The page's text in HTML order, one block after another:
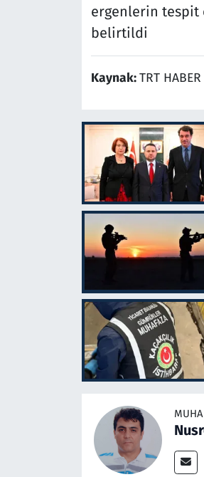
ergenlerin tespit
belirtildi
Kaynak:TRT HABER